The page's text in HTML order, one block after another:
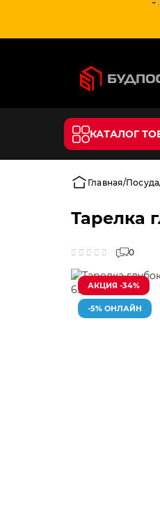
КАТАЛОГ
Главная Посуда
Тарелка
0
АКЦИЯ -34%
-5% ОНЛАЙН